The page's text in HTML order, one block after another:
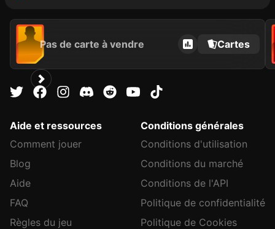
Pas de carte à vendre Cartes
Aide et ressources
Comment jouer
Blog
Aide
FAQ
Règles du jeu
Conditions générales
Conditions d'utilisation
Conditions du marché
Conditions de l'API
Politique de confidentialité
Politique de Cookies